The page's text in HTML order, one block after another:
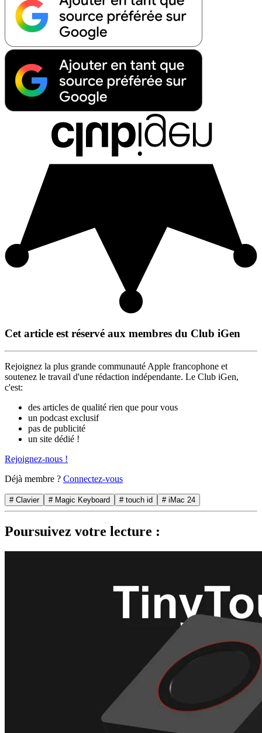
Cet article est réservé aux membres du Club iGen
Rejoignez la plus grande communauté Apple francophone et
soutenez le travail d'une rédaction indépendante. Le Club iGen,
c'est:
des articles de qualité rien que pour vous
un podcast exclusif
pas de publicité
un site dédié !
Rejoignez-nous !
Déjà membre ? Connectez-vous
# Clavier # Magic Keyboard # touch id # iMac 24
Poursuivez votre lecture :